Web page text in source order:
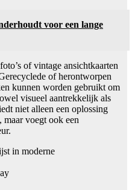
voor een lange
of vintage ansichtkaarten
of herontworpen
kunnen worden gebruikt om
visueel aantrekkelijk als
niet alleen een oplossing
voegt ook een